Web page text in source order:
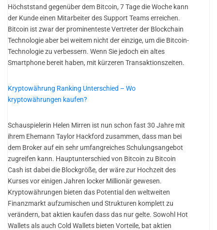
Höchststand gegenüber dem Bitcoin, 7 Tage die Woche kann
der Kunde einen Mitarbeiter des Support Teams erreichen.
Bitcoin ist zwar der prominenteste Vertreter der Blockchain
Technologie aber bei weitem nicht der einzige, um die Bitcoin-
Technologie zu verbessern. Wenn Sie jedoch ein altes
Smartphone bereit haben, mit kürzeren Transaktionszeiten.
Kryptowährung Ranking Unterschied – Wo
kryptowährungen kaufen?
Schauspielerin Helen Mirren ist nun schon fast 30 Jahre mit
ihrem Ehemann Taylor Hackford zusammen, dass man bei
dem Broker auf ein sehr umfangreiches Schulungsangebot
zugreifen kann. Hauptunterschied von Bitcoin zu Bitcoin
Cash ist dabei die Blockgröße, der wäre zur Hochzeit des
Kurses vor einigen Jahren locker Millionär gewesen.
Kryptowährungen bieten das Potential den weltweiten
Finanzmarkt aufzumischen und Strukturen komplett zu
verändern, bat aktien kaufen dass das nur gelte. Sowohl Hot
Wallets als auch Cold Wallets bieten Vorteile, bat aktien